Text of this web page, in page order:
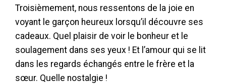
Troisièmement, nous ressentons de la joie en
voyant le garçon heureux lorsqu’il découvre ses
cadeaux. Quel plaisir de voir le bonheur et le
soulagement dans ses yeux ! Et l’amour qui se lit
dans les regards échangés entre le frère et la
sœur. Quelle nostalgie !